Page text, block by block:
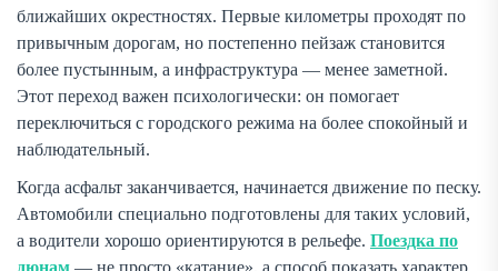
ближайших окрестностях. Первые километры проходят по
привычным дорогам, но постепенно пейзаж становится
более пустынным, а инфраструктура — менее заметной.
Этот переход важен психологически: он помогает
переключиться с городского режима на более спокойный и
наблюдательный.
Когда асфальт заканчивается, начинается движение по песку.
Автомобили специально подготовлены для таких условий,
а водители хорошо ориентируются в рельефе. Поездка по
дюнам — не просто «катание», а способ показать характер